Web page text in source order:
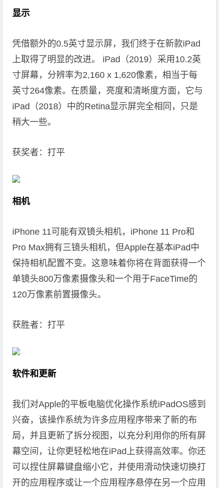
显示
凭借额外的0.5英寸显示屏，我们终于在新款iPad
上取得了明显的改进。 iPad（2019）采用10.2英
寸屏幕，分辨率为2,160 x 1,620像素，相当于每
英寸264像素。在质量，亮度和清晰度方面，它与
iPad（2018）中的Retina显示屏完全相同，只是
稍大一些。
获奖者：打平
相机
iPhone 11可能有双镜头相机，iPhone 11 Pro和
Pro Max拥有三镜头相机，但Apple在基本iPad中
保持相机配置不变。这意味着你将在背面获得一个
单镜头800万像素摄像头和一个用于FaceTime的
120万像素前置摄像头。
获胜者：打平
软件和更新
我们对Apple的平板电脑优化操作系统iPadOS感到
兴奋，该操作系统为许多应用程序带来了新的布
局，并且更新了拆分视图，以充分利用你的所有屏
幕空间，让你更轻松地在iPad上获得高效率。你还
可以捏住屏幕键盘缩小它，并使用滑动快速切换打
开的应用程序或让一个应用程序悬停在另一个应用